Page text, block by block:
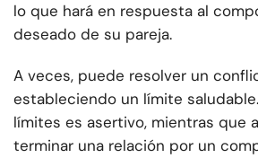
lo que hará en respuesta al
deseado de su pareja.
A veces, puede resolver un
estableciendo un límite
límites es asertivo, mientras que
terminar una relación por un